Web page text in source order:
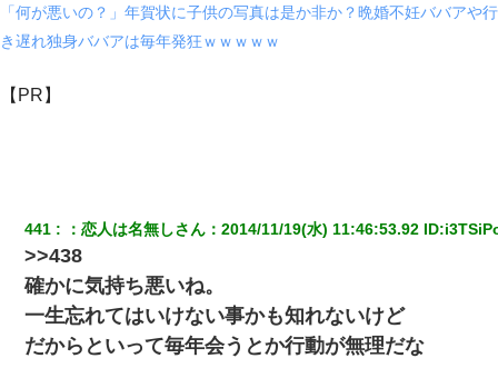
我が家のガレージに見知らぬ車。俺「もしもし、玄関にもシャッ
ターリモコンあるだろ？DOWNのボタン押してｗ」→ 待つこと１
時間弱・・・
朝起きたら嫁がいなかった。俺（嫁も嫁実家も電話に出ない…不
私（23）冗談のつもりで上司（27）に胸を揉ませた結果・・・
嫁に不倫されたから嫁と不倫相手に1000万の慰謝料請求した
「何が悪いの？」年賀状に子供の写真は是か非か？晩婚不妊ババアや行
き遅れ独身ババアは毎年発狂ｗｗｗｗｗ
【PR】
441 ：恋人は名無しさん ：2014/11/19(水) 11:46:53.92 ID:
>>438
確かに気持ち悪いね。
一生忘れてはいけない事かも知れないけど
だからといって毎年会うとか行動が無理だな